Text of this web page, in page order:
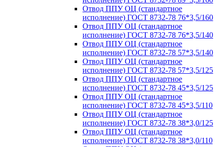
Отвод ППУ ОЦ (стандартное
исполнение) ГОСТ 8732-78 76*3,5/160
Отвод ППУ ОЦ (стандартное
исполнение) ГОСТ 8732-78 76*3,5/140
Отвод ППУ ОЦ (стандартное
исполнение) ГОСТ 8732-78 57*3,5/140
Отвод ППУ ОЦ (стандартное
исполнение) ГОСТ 8732-78 57*3,5/125
Отвод ППУ ОЦ (стандартное
исполнение) ГОСТ 8732-78 45*3,5/125
Отвод ППУ ОЦ (стандартное
исполнение) ГОСТ 8732-78 45*3,5/110
Отвод ППУ ОЦ (стандартное
исполнение) ГОСТ 8732-78 38*3,0/125
Отвод ППУ ОЦ (стандартное
исполнение) ГОСТ 8732-78 38*3,0/110